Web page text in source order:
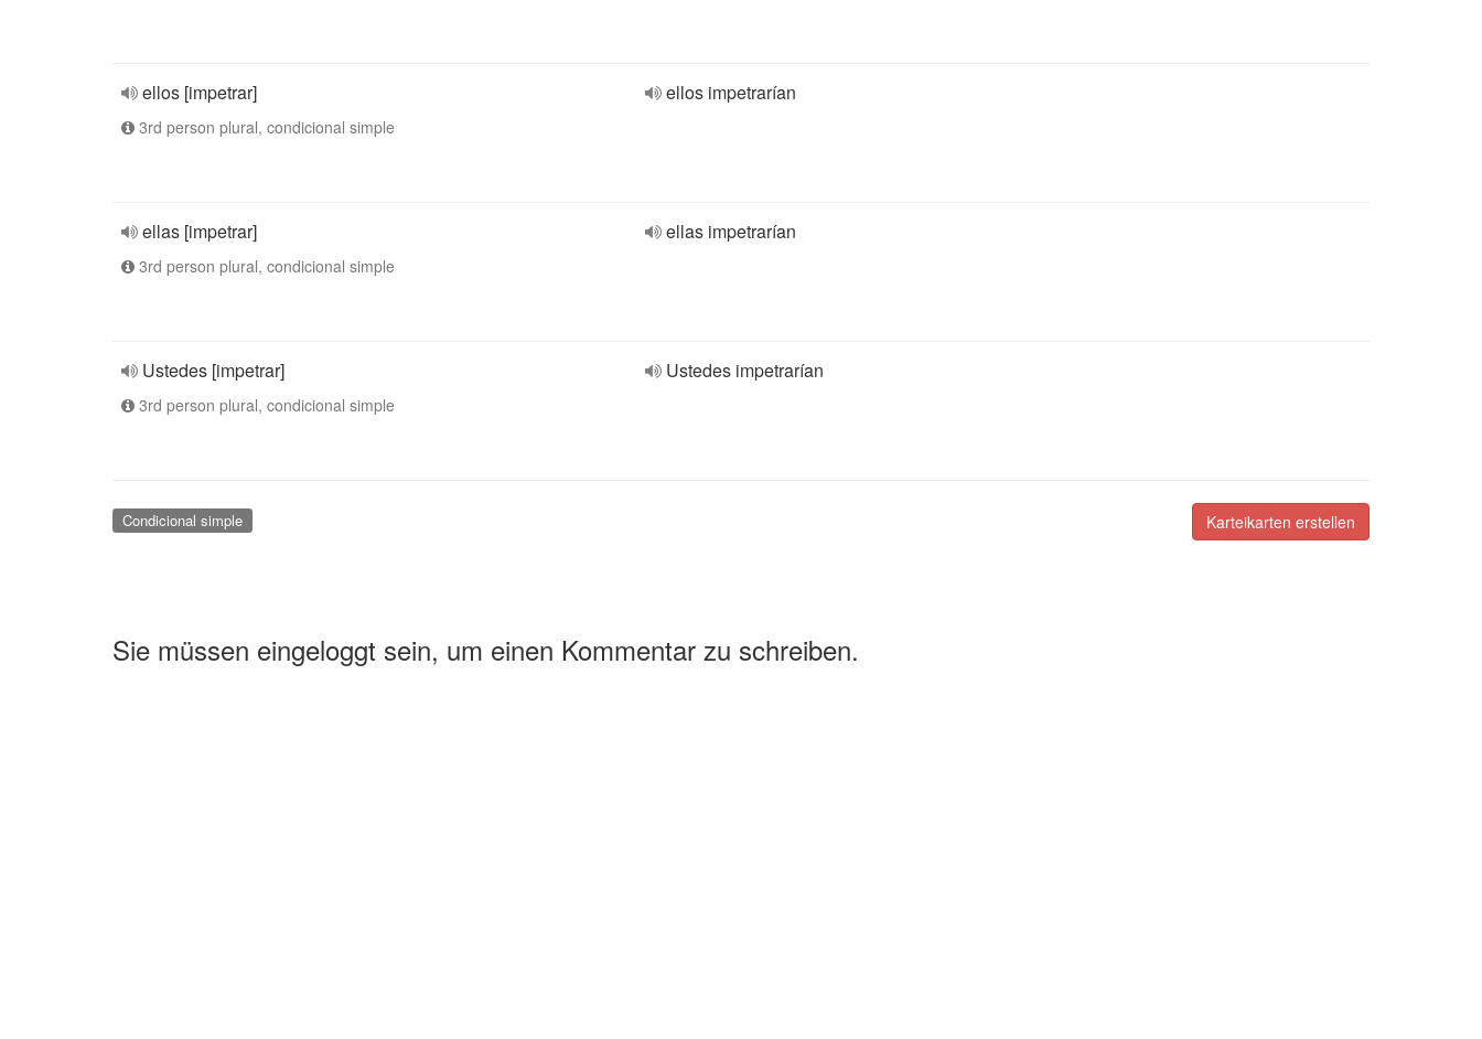
ellos [impetrar]
3rd person plural, condicional simple
ellos impetrarían
ellas [impetrar]
3rd person plural, condicional simple
ellas impetrarían
Ustedes [impetrar]
3rd person plural, condicional simple
Ustedes impetrarían
Karteikarten erstellen
Condicional simple
Sie müssen eingeloggt sein, um einen Kommentar zu schreiben.